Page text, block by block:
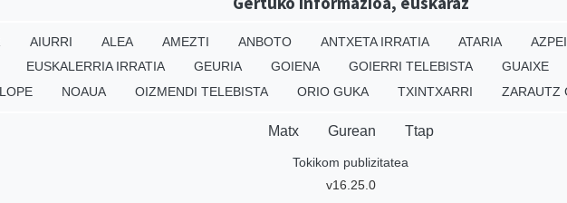
AIURRI ALEA AMEZTI ANBOTO ANTXETA IRRATIA ATARIA
EUSKALERRIA IRRATIA GEURIA GOIENA GOIERRI TELEBISTA GUAIXE
NOAUA OIZMENDI TELEBISTA ORIO GUKA TXINTXARRI ZARAUTZ
Matx Gurean Ttap
Tokikom publizitatea
v16.25.0